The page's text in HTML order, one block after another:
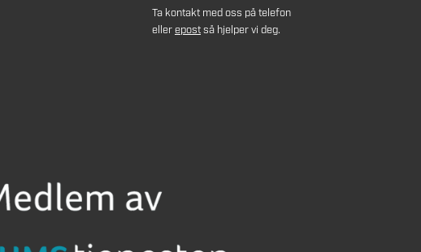
Ta kontakt med oss på telefon
ellerepostså hjelper vi deg.